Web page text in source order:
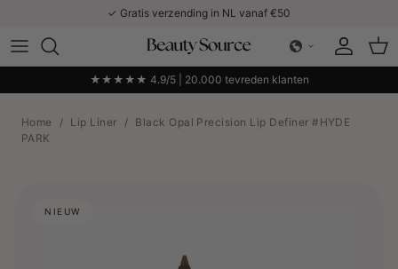
✓ Gratis verzending in NL vanaf €50
Account
★★★★★ 4.9/5 | 20.000 tevreden klanten
Home / Lip Liner / Black Opal Precision Lip Definer #HYDE
PARK
NIEUW